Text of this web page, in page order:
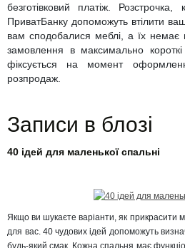
безготівковий платіж.
ПриватБанку допоможуть втілити
вам сподобалися меблі, а їх немає
замовлення в максимально
фіксується на момент
розпродаж.
Записи в блозі
40 ідей для маленької спальні
Якщо ви шукаєте варіанти, як прикрасити
для вас. 40 чудових ідей допоможуть
будь-який смак. Кожна спальня має